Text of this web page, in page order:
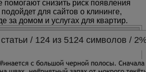
помогают снизить риск появления
для сайтов о клининге,
за домом и услугах для квартир.
статьи / 124 из 5124 символов /